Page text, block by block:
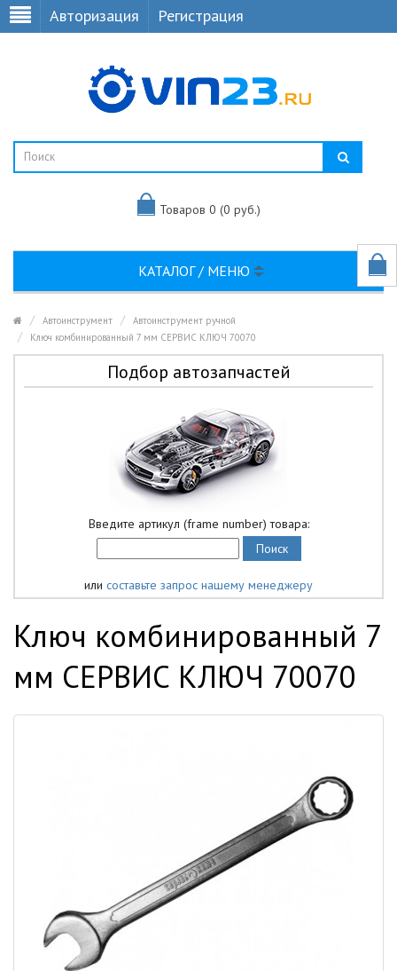
Авторизация Регистрация
Товаров 0 (0 руб.)
КАТАЛОГ / МЕНЮ
Автоинструмент
Автоинструмент ручной
Ключ комбинированный 7 мм СЕРВИС КЛЮЧ 70070
Подбор автозапчастей
Введите артикул (frame number) товара:
или составьте запрос нашему менеджеру
Ключ комбинированный 7
мм СЕРВИС КЛЮЧ 70070